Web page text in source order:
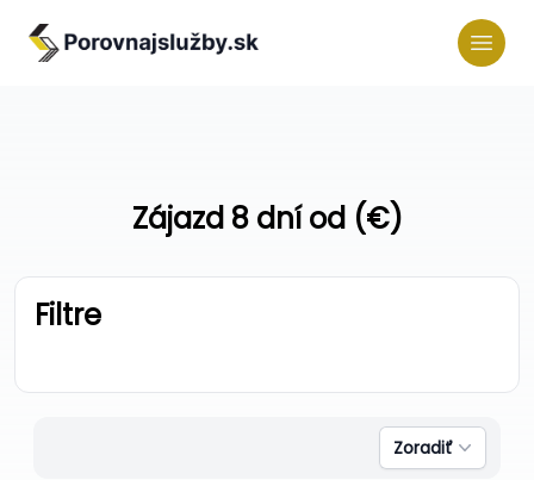
Zájazd 8 dní od (€)
Filtre
Zoradiť